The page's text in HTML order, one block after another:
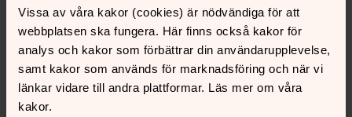
Vissa av våra kakor (cookies) är nödvändiga för att
webbplatsen ska fungera. Här finns också kakor för
analys och kakor som förbättrar din användarupplevelse,
samt kakor som används för marknadsföring och när vi
länkar vidare till andra plattformar. Läs mer om våra
kakor.
6. Du får ha en helt egen fest
Precis som dop, studenten och bröllop är konfirmationen
en av livets stora högtider. Vid få andra tillfällen har du
chansen att bli firad av släkt och vänner, och stå i
centrum för en dag.